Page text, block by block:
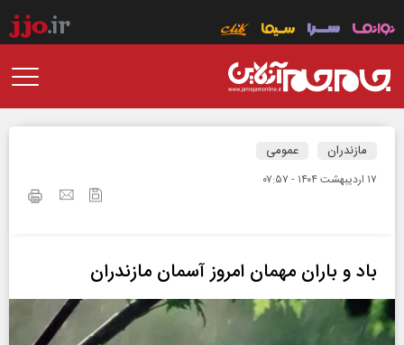
مازندران عمومی
۱۷ ارديبهشت ۱۴۰۴ - ۰۷:۵۷
باد و باران مهمان امروز آسمان مازندران